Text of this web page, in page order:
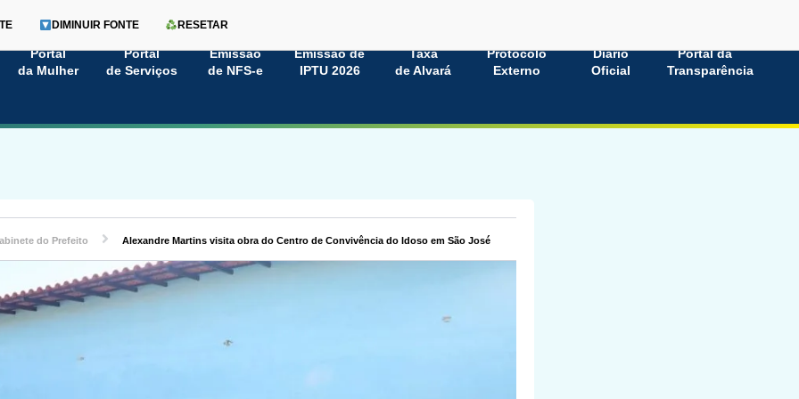
Portal
da Mulher
Portal
de Serviços
Emissão
de NFS-e
Emissão de
IPTU 2026
Taxa
de Alvará
Protocolo
Externo
Diário
Oficial
Portal da
Transparência
DIMINUIR FONTE RESETAR
do Prefeito Alexandre Martins visita obra do Centro de Convivência do Idoso em São José